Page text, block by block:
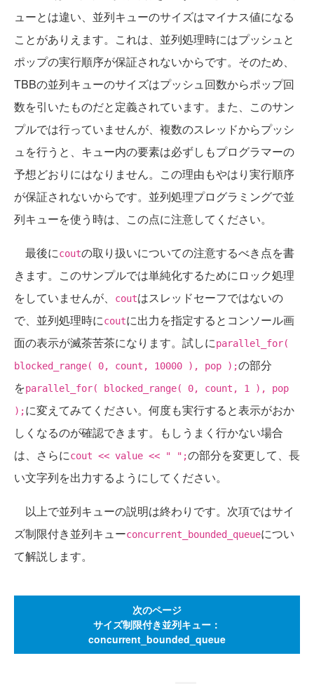
ューとは違い、並列キューのサイズはマイナス値になる
ことがありえます。これは、並列処理時にはプッシュと
ポップの実行順序が保証されないからです。そのため、
TBBの並列キューのサイズはプッシュ回数からポップ回
数を引いたものだと定義されています。また、このサン
プルでは行っていませんが、複数のスレッドからプッシ
ュを行うと、キュー内の要素は必ずしもプログラマーの
予想どおりにはなりません。この理由もやはり実行順序
が保証されないからです。並列処理プログラミングで並
列キューを使う時は、この点に注意してください。
最後にcoutの取り扱いについての注意するべき点を書
きます。このサンプルでは単純化するためにロック処理
をしていませんが、
coutはスレッドセーフではないの
で、並列処理時にcoutに出力を指定するとコンソール画
面の表示が滅茶苦茶になります。試しにparallel_for(
blocked_range( 0, count, 10000 ), pop );の部分
をparallel_for( blocked_range( 0, count, 1 ), pop
);に変えてみてください。何度も実行すると表示がおか
しくなるのが確認できます。もしうまく行かない場合
は、さらにcout << value << " ";の部分を変更して、長
い文字列を出力するようにしてください。
以上で並列キューの説明は終わりです。次項ではサイ
ズ制限付き並列キューconcurrent_bounded_queueについ
て解説します。
次のページ
サイズ制限付き並列キュー：
concurrent_bounded_queue